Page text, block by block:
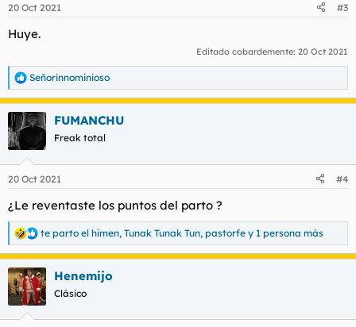
e
:
20 Oct 2021 #3
Huye.
Editado cobardemente: 20 Oct 2021
R
e
a
c
c
i
e
:
Señorinnominioso
FUMANCHU
Freak total
20 Oct 2021 #4
¿Le reventaste los puntos del parto ?
R
e
a
c
c
te parto el himen, Tunak Tunak Tun, pastorfe y 1 persona más
Henemijo
Clásico